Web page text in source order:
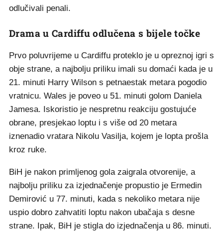
odlučivali penali.
Drama u Cardiffu odlučena s bijele točke
Prvo poluvrijeme u Cardiffu proteklo je u opreznoj igri s
obje strane, a najbolju priliku imali su domaći kada je u
21. minuti Harry Wilson s petnaestak metara pogodio
vratnicu. Wales je poveo u 51. minuti golom Daniela
Jamesa. Iskoristio je nespretnu reakciju gostujuće
obrane, presjekao loptu i s više od 20 metara
iznenadio vratara Nikolu Vasilja, kojem je lopta prošla
kroz ruke.
BiH je nakon primljenog gola zaigrala otvorenije, a
najbolju priliku za izjednačenje propustio je Ermedin
Demirović u 77. minuti, kada s nekoliko metara nije
uspio dobro zahvatiti loptu nakon ubačaja s desne
strane. Ipak, BiH je stigla do izjednačenja u 86. minuti.